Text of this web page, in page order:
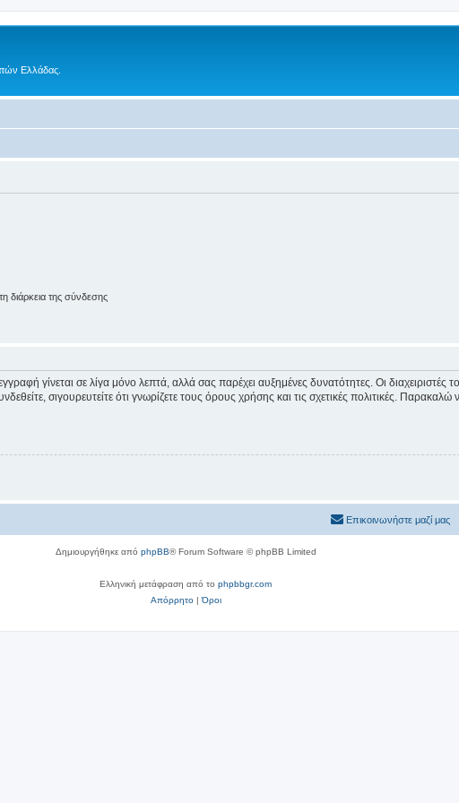
Ελλάδας.
διάρκεια της σύνδεσης
γίνεται σε λίγα μόνο λεπτά, αλλά σας παρέχει αυξημένες δυνατότητες. Οι
σιγουρευτείτε ότι γνωρίζετε τους όρους χρήσης και τις σχετικές πολιτικές.
Επικοινωνήστε μαζί μας
Δημιουργήθηκε από phpBB® Forum Software © phpBB Limited
Ελληνική μετάφραση από το phpbbgr.com
Απόρρητο|Όροι